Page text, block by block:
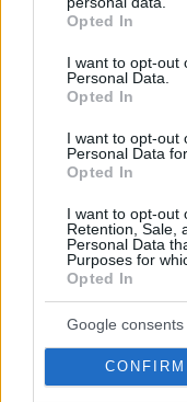
grant or deny
use your data for
consent section.
Opted In
I want to opt-out
Personal Data.
Opted In
I want to opt-out
Personal Data
Opted In
I want to opt-out
Retention, Sale,
Personal Data
Purposes for
Opted In
Google consents
CONFIRM
ΡΟΗ
Ειδήσεις
Κοτόπουλο
πριν 25 λεπτά
Εντοπίστηκαν 40
πριν 27 λεπτά
«Τα παιδιά έχουν
της μητέρας στον
τα τέσσερα παιδιά
πριν 41 λεπτά
06.08.2026, 04:22